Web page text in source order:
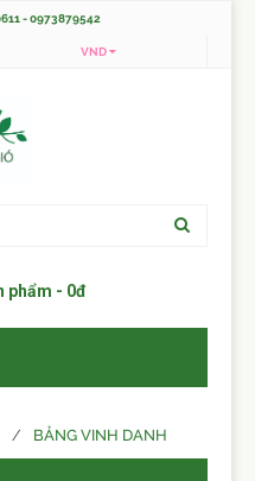
- 0973879542
VND
phẩm - 0đ
BẢNG VINH DANH